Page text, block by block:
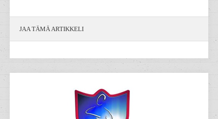
JAA TÄMÄ ARTIKKELI